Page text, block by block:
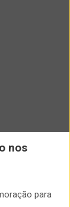
nos
para